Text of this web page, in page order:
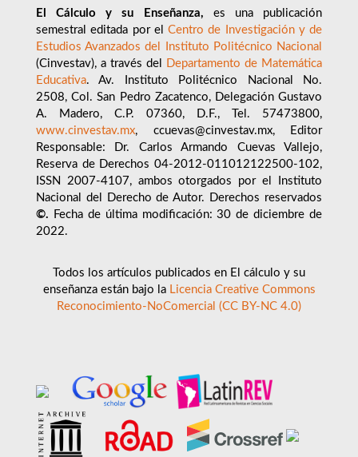
El Cálculo y su Enseñanza, es una publicación
semestral editada por el Centro de Investigación y de
Estudios Avanzados del Instituto Politécnico Nacional
(Cinvestav), a través del
Departamento de Matemática
Educativa. Av. Instituto Politécnico Nacional No.
2508, Col. San Pedro Zacatenco, Delegación Gustavo
A. Madero, C.P. 07360, D.F., Tel. 57473800,
www.cinvestav.mx, ccuevas@cinvestav.mx, Editor
Responsable: Dr. Carlos Armando Cuevas Vallejo,
Reserva de Derechos 04-2012-011012122500-102,
ISSN 2007-4107, ambos otorgados por el Instituto
Nacional del Derecho de Autor. Derechos reservados
©. Fecha de última modificación: 30 de diciembre de
2022.
Todos los artículos publicados en El cálculo y su
enseñanza están bajo la Licencia Creative Commons
Reconocimiento-NoComercial (CC BY-NC 4.0)